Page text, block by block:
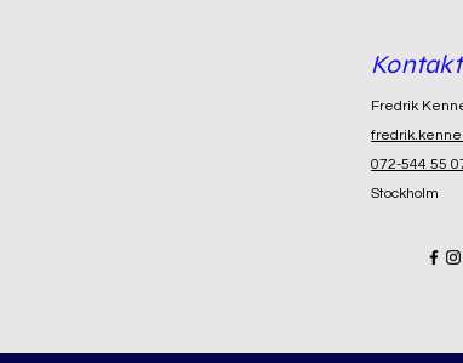
Kontakt
Fredrik
072-544 55
Stockholm